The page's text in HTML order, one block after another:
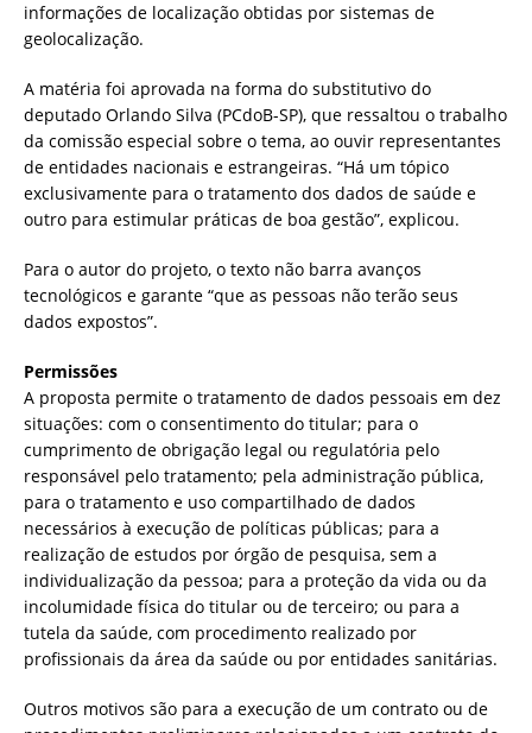
informações de localização obtidas por sistemas de
geolocalização.
A matéria foi aprovada na forma do substitutivo do
deputado Orlando Silva (PCdoB-SP), que ressaltou o trabalho
da comissão especial sobre o tema, ao ouvir representantes
de entidades nacionais e estrangeiras. “Há um tópico
exclusivamente para o tratamento dos dados de saúde e
outro para estimular práticas de boa gestão”, explicou.
Para o autor do projeto, o texto não barra avanços
tecnológicos e garante “que as pessoas não terão seus
dados expostos”.
Permissões
A proposta permite o tratamento de dados pessoais em dez
situações: com o consentimento do titular; para o
cumprimento de obrigação legal ou regulatória pelo
responsável pelo tratamento; pela administração pública,
para o tratamento e uso compartilhado de dados
necessários à execução de políticas públicas; para a
realização de estudos por órgão de pesquisa, sem a
individualização da pessoa; para a proteção da vida ou da
incolumidade física do titular ou de terceiro; ou para a
tutela da saúde, com procedimento realizado por
profissionais da área da saúde ou por entidades sanitárias.
Outros motivos são para a execução de um contrato ou de